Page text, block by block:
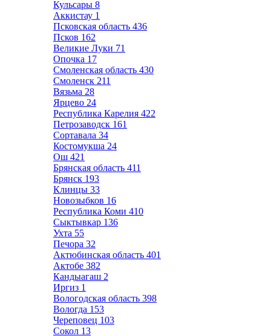
Кульсары 8
Аккистау 1
Псковская область 436
Псков 162
Великие Луки 71
Опочка 17
Смоленская область 430
Смоленск 211
Вязьма 28
Ярцево 24
Республика Карелия 422
Петрозаводск 161
Сортавала 34
Костомукша 24
Ош 421
Брянская область 411
Брянск 193
Клинцы 33
Новозыбков 16
Республика Коми 410
Сыктывкар 136
Ухта 55
Печора 32
Актюбинская область 401
Актобе 382
Кандыагаш 2
Иргиз 1
Вологодская область 398
Вологда 153
Череповец 103
Сокол 13